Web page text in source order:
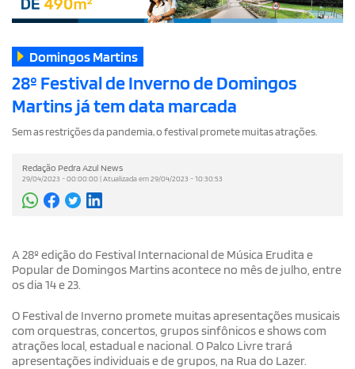
Domingos Martins
28º Festival de Inverno de Domingos
Martins já tem data marcada
Sem as restrições da pandemia, o festival promete muitas atrações.
Redação Pedra Azul News
29/04/2023 - 00:00:00 | Atualizada em 29/04/2023 - 10:30:53
A 28º edição do Festival Internacional de Música Erudita e
Popular de Domingos Martins acontece no mês de julho, entre
os dia 14 e 23.
O Festival de Inverno promete muitas apresentações musicais
com orquestras, concertos, grupos sinfônicos e shows com
atrações local, estadual e nacional. O Palco Livre trará
apresentações individuais e de grupos, na Rua do Lazer.